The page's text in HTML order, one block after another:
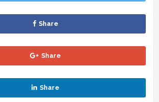
Share
Share
Share